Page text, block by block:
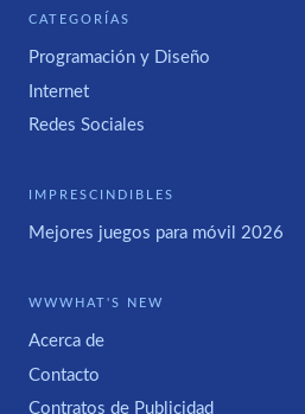
CATEGORÍAS
Programación y Diseño
Internet
Redes Sociales
IMPRESCINDIBLES
Mejores juegos para móvil 2026
WWWHAT'S NEW
Acerca de
Contacto
Contratos de Publicidad